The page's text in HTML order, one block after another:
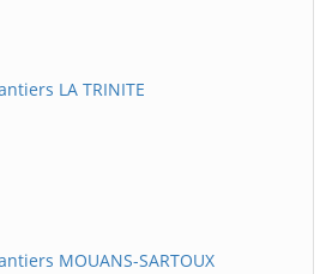
LA TRINITE
MOUANS-SARTOUX